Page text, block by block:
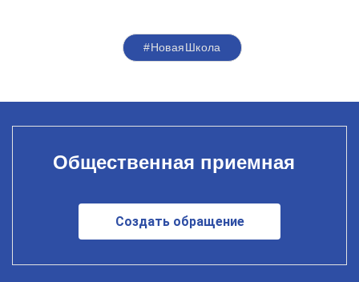
#НоваяШкола
Общественная приемная
Создать обращение